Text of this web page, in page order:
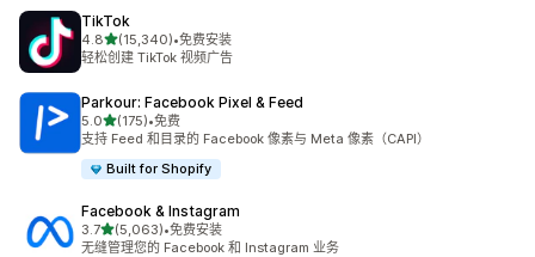
TikTok
4.8星（满分 5 星）
(15,340)
总共 15340 条评论
•免费安装
轻松创建 TikTok 视频广告
Parkour: Facebook Pixel & Feed
5.0星（满分 5 星）
(175)
总共 175 条评论
•免费
支持 Feed 和目录的 Facebook 像素与 Meta 像素（CAPI）
Built for Shopify
Facebook & Instagram
3.7星（满分 5 星）
(5,063)
总共 5063 条评论
•免费安装
无缝管理您的 Facebook 和 Instagram 业务